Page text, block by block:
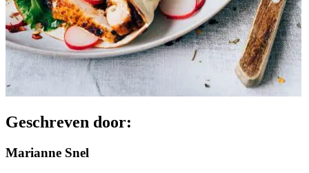
Geschreven door:
Marianne Snel